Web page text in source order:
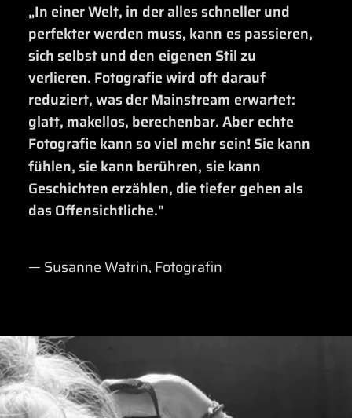
„In einerWelt, in derallesschnellerund
perfekterwerden muss, kann espassieren,
sichselbstund den eigenen Stilzu
verlieren. Fotografiewird oft darauf
reduziert,wasderMainstream erwartet:
glatt, makellos, berechenbar.Aber echte
Fotografie kannsoviel mehrsein!Sie kann
fühlen,sie kann berühren, sie kann
Geschichten erzählen, dietiefer gehenals
dasOffensichtliche."
— Susanne Watrin, Fotografin